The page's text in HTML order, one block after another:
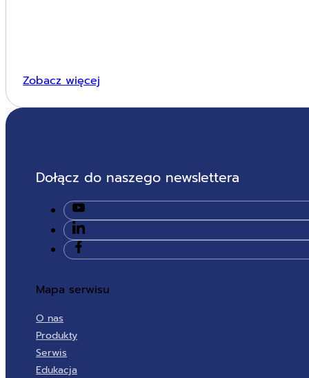
Zobacz więcej
Dołącz do naszego newslettera
Mapa serwisu
O nas
Produkty
Serwis
Edukacja